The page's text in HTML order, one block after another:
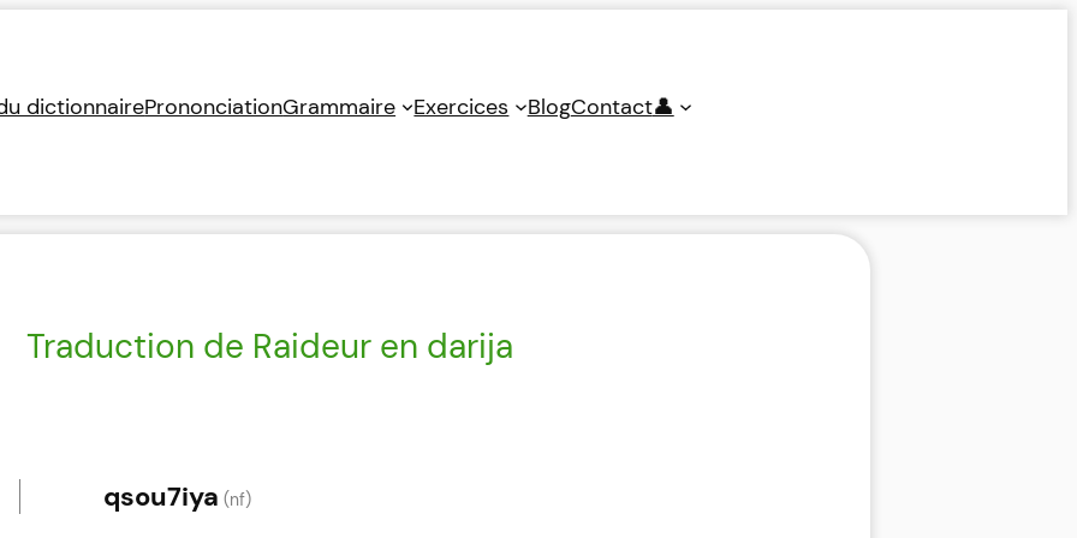
dictionnairePrononciationGrammaire Exercices BlogContact👤
Traduction de Raideur en darija
qsou7iya (nf)